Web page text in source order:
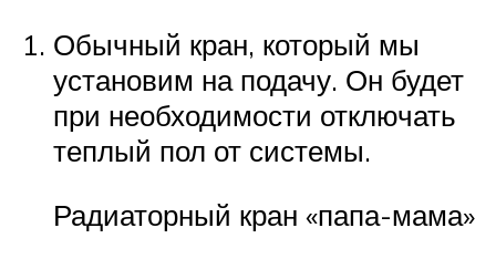
Обычный кран, который мы
установим на подачу. Он будет
при необходимости отключать
теплый пол от системы.
Радиаторный кран «папа-мама»